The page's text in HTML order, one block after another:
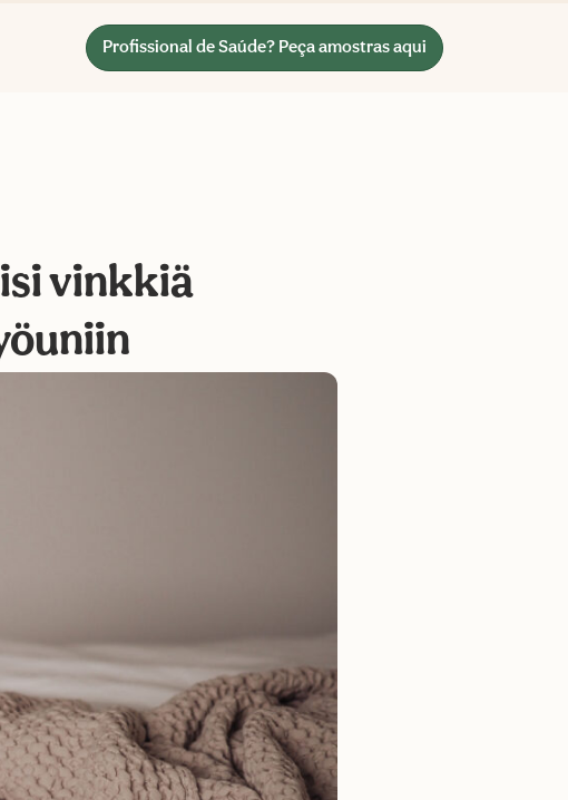
Profissional de Saúde? Peça amostras aqui
vinkkiä